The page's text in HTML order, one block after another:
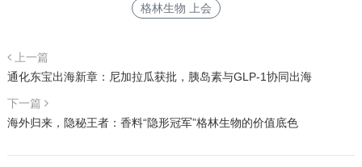
格林生物 上会
上一篇
通化东宝出海新章：尼加拉瓜获批，胰岛素与GLP-1协同出海
下一篇
海外归来，隐秘王者：香料“隐形冠军”格林生物的价值底色